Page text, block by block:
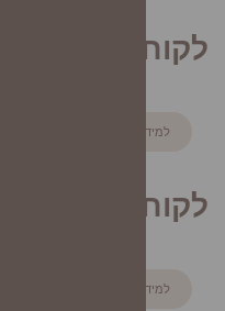
לקוח/ה 9
למידע נוסף
לקוח/ה 10
למידע נוסף